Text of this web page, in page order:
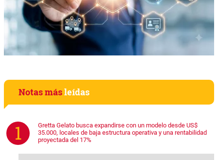
Notas másleídas
Gretta Gelato busca expandirse con un modelo desde US$
35.000, locales de baja estructura operativa y una rentabilidad
proyectada del 17%